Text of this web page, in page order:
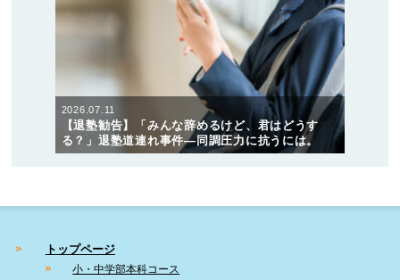
2026.07.11
【退塾勧告】「みんな辞めるけど、君はどうす
る？」退塾道連れ事件―同調圧力に抗うには。
トップページ
小・中学部本科コース